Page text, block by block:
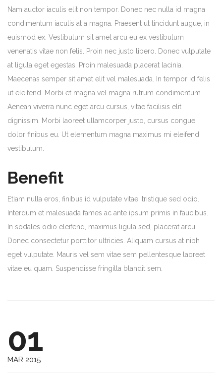
Nam auctor iaculis elit non tempor. Donec nec nulla id magna
condimentum iaculis at a magna. Praesent ut tincidunt augue, in
euismod ex. Vestibulum sit amet arcu eu ex vestibulum
venenatis vitae non felis. Proin nec justo libero. Donec vulputate
at ligula eget egestas. Proin malesuada placerat lacinia.
Maecenas semper sit amet elit vel malesuada. In tempor id felis
ut eleifend. Morbi et magna vel magna rutrum condimentum.
Aenean viverra nunc eget arcu cursus, vitae facilisis elit
dignissim. Morbi laoreet ullamcorper justo, cursus congue
dolor finibus eu. Ut elementum magna maximus mi eleifend
vestibulum.
Benefit
Etiam nulla eros, finibus id vulputate vitae, tristique sed odio.
Interdum et malesuada fames ac ante ipsum primis in faucibus.
In sodales odio eleifend, maximus ligula sed, placerat arcu.
Donec consectetur porttitor ultricies. Aliquam cursus at nibh
eget vulputate. Mauris vel sem vitae sem pellentesque laoreet
vitae eu quam. Suspendisse fringilla blandit sem.
01
MAR 2015